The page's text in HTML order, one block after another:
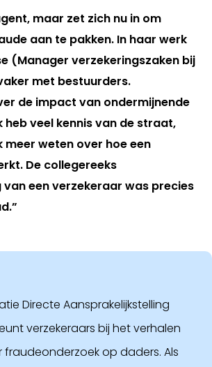
maar zet zich nu in om
aan te pakken. In haar werk
(Manager verzekeringszaken bij
met bestuurders.
de impact van ondermijnende
heb veel kennis van de straat,
meer weten over hoe een
De collegereeks
een verzekeraar was precies
Directe Aansprakelijkstelling
verzekeraars bij het verhalen
op daders. Als